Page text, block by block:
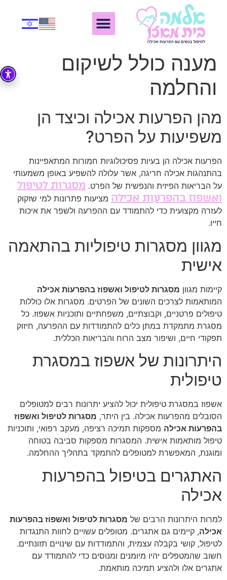
מענה כולל לשיקום
והחלמה
מהן הפרעות אכילה וכיצד הן
משפיעות על הפרט?
הפרעות אכילה הן בעיות פסיכולוגיות חמורות המתאפיינות
בהתנהגות אכילה חריגה, אשר עלולה להשפיע באופן משמעותי
על הבריאות הפיזית והנפשית של הפרט. מסגרות לטיפול
ואשפוז בהפרעות אכילה מציעות פתרונות למי שזקוק
לעזרה מקצועית כדי להתמודד עם ההפרעה ולשפר את איכות
חייו.
מגוון מסגרות טיפוליות בהתאמה
אישית
קיימות מגוון מסגרות לטיפול ואשפוז בהפרעות אכילה
המותאמות לצרכים השונים של הפרטים. מסגרות אלו כוללות
טיפולים פרטניים, וקבוצתיים, משפחתיים ותוכניות אשפוז. כל
מסגרת מתמקדת במתן כלים להתמודדות עם ההפרעה, חיזוק
תפקודי חיים, ושיפור מצב הרוח והבריאות הכללית.
היתרונות של אשפוז במסגרת
טיפולית
אשפוז במסגרת טיפולית יכול להציע יתרונות רבים למטופלים
הסובלים מהפרעות אכילה. בין היתר, מסגרות לטיפול ואשפוז
בהפרעות אכילה מספקות תמיכה רציפה, מעקב רפואי, ותוכניות
טיפול מותאמות אישית. המסגרות מספקות סביבה בטוחה
ומוגנת, המאפשרת למטופלים להתמקד בתהליך ההחלמה.
האתגרים בטיפול בהפרעות
אכילה
למרות היתרונות הרבים של מסגרות לטיפול ואשפוז בהפרעות
אכילה, קיימים גם אתגרים. מטופלים עשויים לחוות התנגדות
לטיפול, קושי בקבלה עצמית, והתמודדות עם שינויים תזונתיים.
חשוב שהמטפלים יהיו מיומנים ומנוסים כדי להתמודד עם
אתגרים אלו ולהציע תמיכה מותאמת.